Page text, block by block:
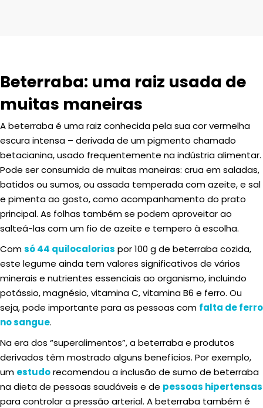
Beterraba: uma raiz usada de
muitas maneiras
A beterraba é uma raiz conhecida pela sua cor vermelha
escura intensa – derivada de um pigmento chamado
betacianina, usado frequentemente na indústria alimentar.
Pode ser consumida de muitas maneiras: crua em saladas,
batidos ou sumos, ou assada temperada com azeite, e sal
e pimenta ao gosto, como acompanhamento do prato
principal. As folhas também se podem aproveitar ao
salteá-las com um fio de azeite e tempero à escolha.
Comsó 44 quilocalorias por 100 g de beterraba cozida,
este legume ainda tem valores significativos de vários
minerais e nutrientes essenciais ao organismo, incluindo
potássio, magnésio, vitamina C, vitamina B6 e ferro. Ou
seja, pode importante para as pessoas com falta de ferro
no sangue.
Na era dos “superalimentos”, a beterraba e produtos
derivados têm mostrado alguns benefícios. Por exemplo,
um estudorecomendou a inclusão de sumo de beterraba
na dieta de pessoas saudáveis e de pessoas hipertensas
para controlar a pressão arterial. A beterraba também é